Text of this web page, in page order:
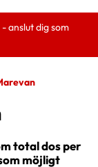
anslut dig som
total dos per
möjligt